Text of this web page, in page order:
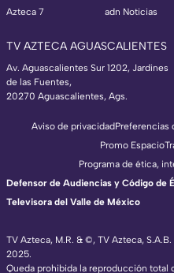
Azteca 7
adn Noticias
TV AZTECA AGUASCALIENTES
Av. Aguascalientes Sur 1202, Jardines
de las Fuentes,
20270 Aguascalientes, Ags.
TV Azteca, M.R. & ©, TV Azteca,
2025.
Queda prohibida la reproducción total
Aviso de privacidadPreferencias
Promo Espacio
Programa de ética,
Defensor de Audiencias y Código de
Televisora del Valle de México